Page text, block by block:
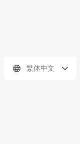
繁体中文